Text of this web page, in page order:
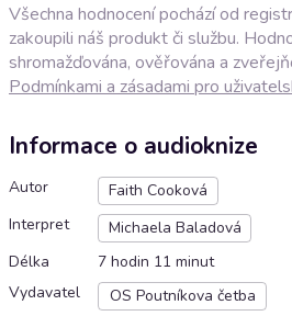
Všechna hodnocení pochází od
zakoupili náš produkt či službu.
shromažďována, ověřována a
Podmínkami a zásadami pro
Informace o audioknize
Autor
Faith Cooková
Interpret
Michaela Baladová
Délka
7 hodin 11 minut
Vydavatel
OS Poutníkova četba